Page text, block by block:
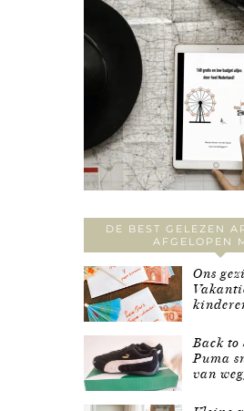
DE BEST GELEZEN
AFGELOPEN
Ons
Back to
Puma
van